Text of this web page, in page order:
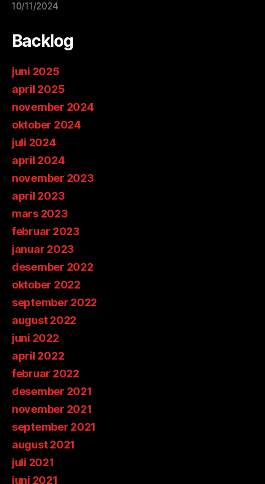
10/11/2024
Backlog
juni 2025
april 2025
november 2024
oktober 2024
juli 2024
april 2024
november 2023
april 2023
mars 2023
februar 2023
januar 2023
desember 2022
oktober 2022
september 2022
august 2022
juni 2022
april 2022
februar 2022
desember 2021
november 2021
september 2021
august 2021
juli 2021
juni 2021